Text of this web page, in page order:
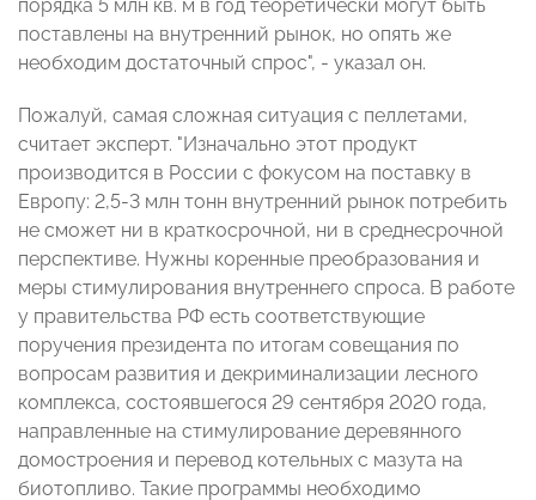
порядка 5 млн кв. м в год теоретически могут быть
поставлены на внутренний рынок, но опять же
необходим достаточный спрос", - указал он.
Пожалуй, самая сложная ситуация с пеллетами,
считает эксперт. "Изначально этот продукт
производится в России с фокусом на поставку в
Европу: 2,5-3 млн тонн внутренний рынок потребить
не сможет ни в краткосрочной, ни в среднесрочной
перспективе. Нужны коренные преобразования и
меры стимулирования внутреннего спроса. В работе
у правительства РФ есть соответствующие
поручения президента по итогам совещания по
вопросам развития и декриминализации лесного
комплекса, состоявшегося 29 сентября 2020 года,
направленные на стимулирование деревянного
домостроения и перевод котельных с мазута на
биотопливо. Такие программы необходимо